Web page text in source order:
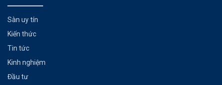
Có thể bạn chưa biết
Sàn uy tín
Kiến thức
Tin tức
Kinh nghiệm
Đầu tư